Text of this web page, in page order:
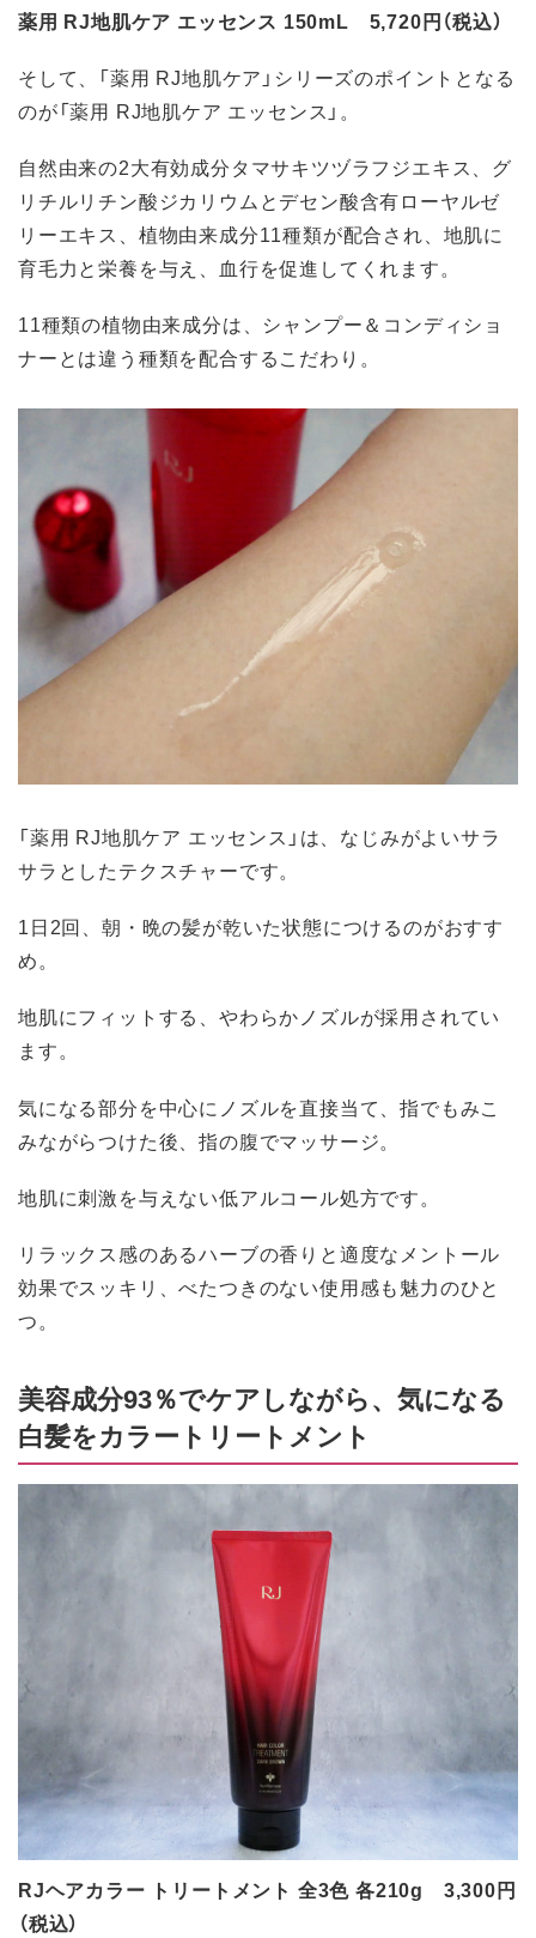
薬用 RJ地肌ケア エッセンス 150mL 5,720円（税込）
そして、「薬用 RJ地肌ケア」シリーズのポイントとなる
のが「薬用 RJ地肌ケア エッセンス」。
自然由来の2大有効成分タマサキツヅラフジエキス、グ
リチルリチン酸ジカリウムとデセン酸含有ローヤルゼ
リーエキス、植物由来成分11種類が配合され、地肌に
育毛力と栄養を与え、血行を促進してくれます。
11種類の植物由来成分は、シャンプー＆コンディショ
ナーとは違う種類を配合するこだわり。
「薬用 RJ地肌ケア エッセンス」は、なじみがよいサラ
サラとしたテクスチャーです。
1日2回、朝・晩の髪が乾いた状態につけるのがおすす
め。
地肌にフィットする、やわらかノズルが採用されてい
ます。
気になる部分を中心にノズルを直接当て、指でもみこ
みながらつけた後、指の腹でマッサージ。
地肌に刺激を与えない低アルコール処方です。
リラックス感のあるハーブの香りと適度なメントール
効果でスッキリ、べたつきのない使用感も魅力のひと
つ。
美容成分93％でケアしながら、気になる
白髪をカラートリートメント
RJヘアカラー トリートメント 全3色 各210g 3,300円
（税込）